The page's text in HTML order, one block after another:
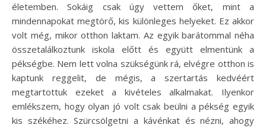
életemben. Sokáig csak úgy vettem őket, mint a
mindennapokat megtörő, kis különleges helyeket. Ez akkor
volt még, mikor otthon laktam. Az egyik barátommal néha
összetalálkoztunk iskola előtt és együtt elmentünk a
pékségbe. Nem lett volna szükségünk rá, elvégre otthon is
kaptunk reggelit, de mégis, a szertartás kedvéért
megtartottuk ezeket a kivételes alkalmakat. Ilyenkor
emlékszem, hogy olyan jó volt csak beülni a pékség egyik
kis székéhez. Szürcsölgetni a kávénkat és nézni, ahogy